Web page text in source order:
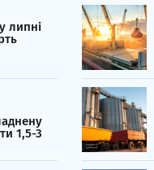
липні
1,5-3